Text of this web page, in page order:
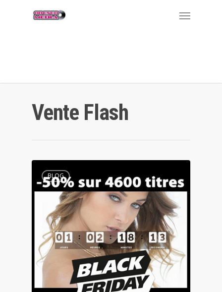
Vente Flash
BLOG